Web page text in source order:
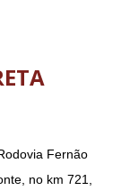
Mauro Cid,
general da
Civil e da
Fernão
no km 721,